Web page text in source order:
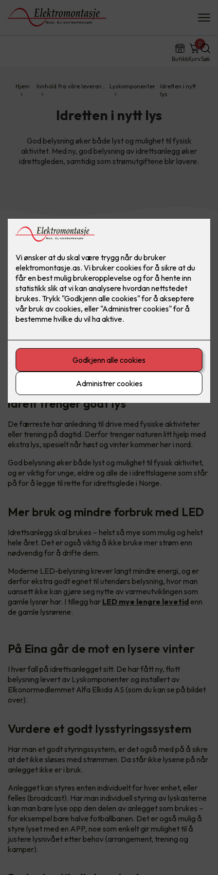
ButikkKurv
0
Søk
Hjem Innhold fra våre leveran… Lyskomponenter
Idretten i nytt
lys
Idretten i nytt lys
God belysning øker både lyst og mulighet til fysisk
aktivitet. Med ny, god belysning av idrettsanlegg øker
idrettsgleden, samtidig som strømutgiftene blir lavere.
God folkehelse trenger idrett – og
idrett trenger godt lys
De færreste har anledning til drive med fysiske aktiviteter
eller trening på dagtid. Derfor trenger naturen litt hjelp med
ekstra lys, spesielt når høst og vinter kommer her i nord.
God belysning øker både lyst og mulighet til fysisk aktivitet,
og er viktig for unge, eldre og alle de i idrettslagene som står
på for å legge til rette for idrettsglede i Norge.
Mer bruk og mindre forbruk med LED
Idrettsanlegg skal brukes – helst så mye som mulig og helst
hele året. Det er også viktig å ikke bruke mer strøm enn
nødvendig for å drifte dem.
Moderne LED-belysning krever langt mindre energi, og er
derfor ekstra godt egnet til utendørs belysning, hvor man
uansett ikke kan gjøre seg nytte av varmeutviklingen som
gamle lysrør har. I tillegg har LED mye lengre levetid enn
de gamle lysrørene.
På Eina går de mot en lysere vinter
I hver fall på idrettsanlegget sitt. De har fått ny, flott
belysning levert av Lyskomponenter og installert av
Elkonormedlemmet Alfa Elkida AS (som du kan se på bildet
over).
Vurdere et godt lysstyringssystem
Har man et godt styringssystem, er det også med på å sikre
at det ikke sløses med strømmen. Da står ikke lysene på når
anlegget ikke er i bruk.
Anlegget kan styres enten individuelt for hver enhet, eller
felles (broadcast). Har man individuell styring av lyskasterne
kan man bare lyse opp den delen av anlegget som brukes –
for eksempel bare halve fotballbanen. Det er også mulig å
styre lyset med en APP, noe som enkelt gir mulighet til å
justere lysnivået etter behov (arrangement, trening og
kamper).